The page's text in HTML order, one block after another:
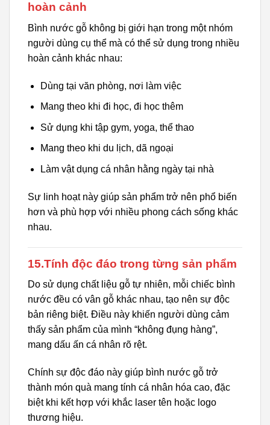
hoàn cảnh
Bình nước gỗ không bị giới hạn trong một nhóm
người dùng cụ thể mà có thể sử dụng trong nhiều
hoàn cảnh khác nhau:
Dùng tại văn phòng, nơi làm việc
Mang theo khi đi học, đi học thêm
Sử dụng khi tập gym, yoga, thể thao
Mang theo khi du lịch, dã ngoại
Làm vật dụng cá nhân hằng ngày tại nhà
Sự linh hoạt này giúp sản phẩm trở nên phổ biến
hơn và phù hợp với nhiều phong cách sống khác
nhau.
15.Tính độc đáo trong từng sản phẩm
Do sử dụng chất liệu gỗ tự nhiên, mỗi chiếc bình
nước đều có vân gỗ khác nhau, tạo nên sự độc
bản riêng biệt. Điều này khiến người dùng cảm
thấy sản phẩm của mình “không đụng hàng”,
mang dấu ấn cá nhân rõ rệt.
Chính sự độc đáo này giúp bình nước gỗ trở
thành món quà mang tính cá nhân hóa cao, đặc
biệt khi kết hợp với khắc laser tên hoặc logo
thương hiệu.